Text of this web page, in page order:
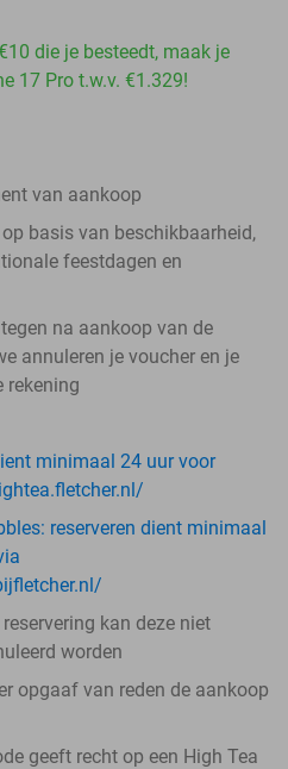
die je besteedt, maak je
17 Pro t.w.v. €1.329!
van aankoop
basis van beschikbaarheid,
feestdagen en
na aankoop van de
annuleren je voucher en je
rekening
minimaal 24 uur voor
reserveren dient minimaal
kan deze niet
worden
opgaaf van reden de aankoop
geeft recht op een High Tea